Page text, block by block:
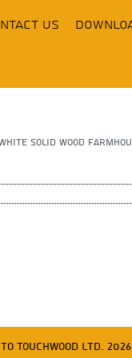
us
Solid Wood
Touchwood Ltd. 2026